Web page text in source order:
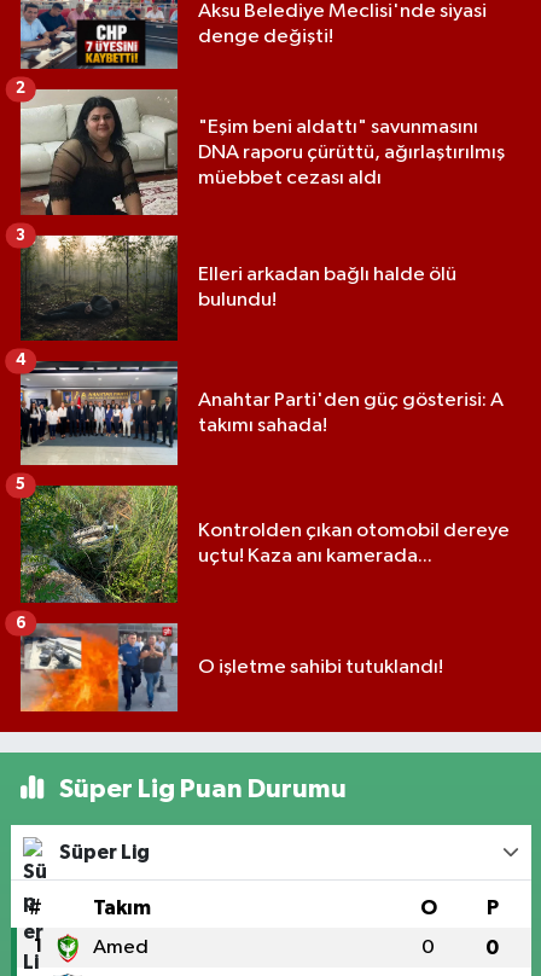
Aksu Belediye Meclisi'nde siyasi
denge değişti!
"Eşim beni aldattı" savunmasını
DNA raporu çürüttü, ağırlaştırılmış
müebbet cezası aldı
2
Elleri arkadan bağlı halde ölü
bulundu!
3
Anahtar Parti'den güç gösterisi: A
takımı sahada!
4
Kontrolden çıkan otomobil dereye
uçtu! Kaza anı kamerada...
5
O işletme sahibi tutuklandı!
6
Süper Lig Puan Durumu
Süper Lig
# Takım O P
1 Amed 0 0